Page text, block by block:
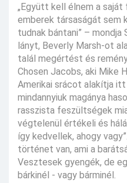
„Együtt kell élnem a saját
emberek társaságát sem
tudnak bántani” – mondja
lányt, Beverly Marsh-ot
talál megértést és
Chosen Jacobs, aki Mike
Amerikai srácot alakítja itt
mindannyiuk magánya
rasszista feszültségek
végtelenül értékeli és
így kedvellek, ahogy
történet van, ami a
Vesztesek gyengék, de
bárkinél - vagy bárminél.